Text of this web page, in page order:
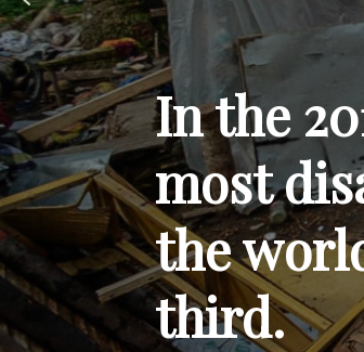
In the
most
the
third.